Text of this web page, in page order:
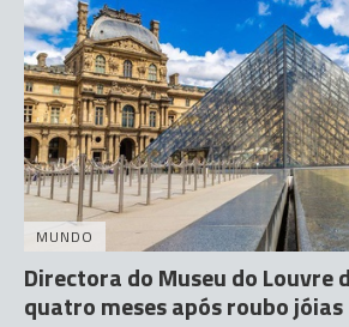
MUNDO
Directora do Museu do Louvre
quatro meses após roubo jóias